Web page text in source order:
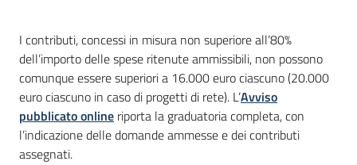
I contributi, concessi in misura non superiore all’80%
dell’importo delle spese ritenute ammissibili, non possono
comunque essere superiori a 16.000 euro ciascuno (20.000
euro ciascuno in caso di progetti di rete). L’Avviso
pubblicato online riporta la graduatoria completa, con
l’indicazione delle domande ammesse e dei contributi
assegnati.